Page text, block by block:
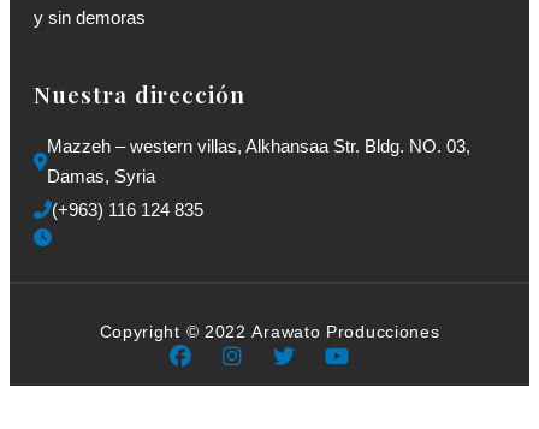
y sin demoras
Nuestra dirección
Mazzeh – western villas, Alkhansaa Str. Bldg. NO. 03,
Damas, Syria
(+963) 116 124 835
Copyright © 2022 Arawato Producciones